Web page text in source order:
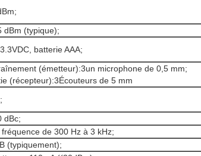
dBm (typique);
batterie AAA;
(émetteur):3un microphone de 0,5 mm;
(récepteur):3Écouteurs de 5 mm
dBc;
fréquence de 300 Hz à 3 kHz;
(typiquement);